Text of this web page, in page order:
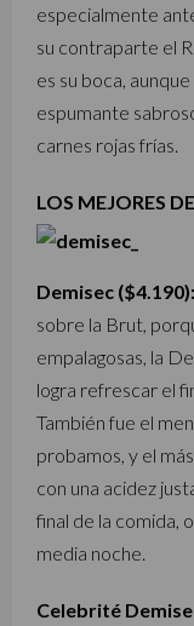
especialmente
su contraparte el
es su boca,
espumante
carnes rojas frías.
LOS MEJORES
Demisec ($4.190):
sobre la Brut,
empalagosas, la
logra refrescar el
También fue el
probamos, y el
con una acidez
final de la comida,
media noche.
Celebrité